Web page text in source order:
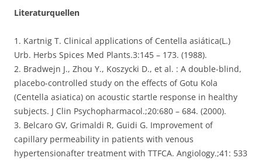
Literaturquellen
1. Kartnig T. Clinical applications of Centella asiática(L.)
Urb. Herbs Spices Med Plants.3:145 – 173. (1988).
2. Bradwejn J., Zhou Y., Koszycki D., et al. : A double-blind,
placebo-controlled study on the effects of Gotu Kola
(Centella asiatica) on acoustic startle response in healthy
subjects. J Clin Psychopharmacol.;20:680 – 684. (2000).
3. Belcaro GV, Grimaldi R, Guidi G. Improvement of
capillary permeability in patients with venous
hypertensionafter treatment with TTFCA. Angiology.;41: 533